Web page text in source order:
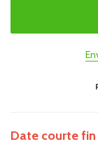
Date courte